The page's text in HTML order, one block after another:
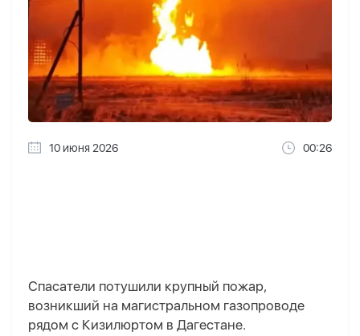
10 июня 2026 00:26
Спасатели потушили крупный пожар,
возникший на магистральном газопроводе
рядом с Кизилюртом в Дагестане.